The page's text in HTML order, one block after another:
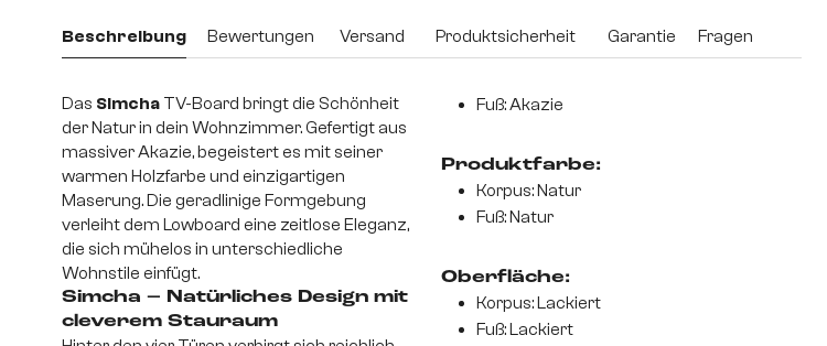
Beschreibung Bewertungen Versand Produktsicherheit Garantie Fragen
Das Simcha TV-Board bringt die Schönheit
der Natur in dein Wohnzimmer. Gefertigt aus
massiver Akazie, begeistert es mit seiner
warmen Holzfarbe und einzigartigen
Maserung. Die geradlinige Formgebung
verleiht dem Lowboard eine zeitlose Eleganz,
die sich mühelos in unterschiedliche
Wohnstile einfügt.
Simcha – Natürliches Design mit
cleverem Stauraum
Fuß: Akazie
Produktfarbe:
Korpus: Natur
Fuß: Natur
Oberfläche:
Korpus: Lackiert
Fuß: Lackiert